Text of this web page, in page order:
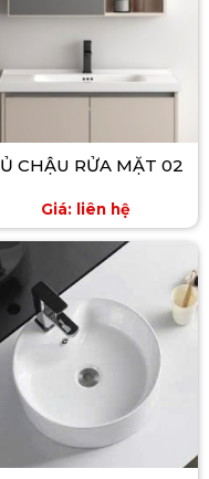
CHẬU RỬA MẶT 02
Giá: liên hệ